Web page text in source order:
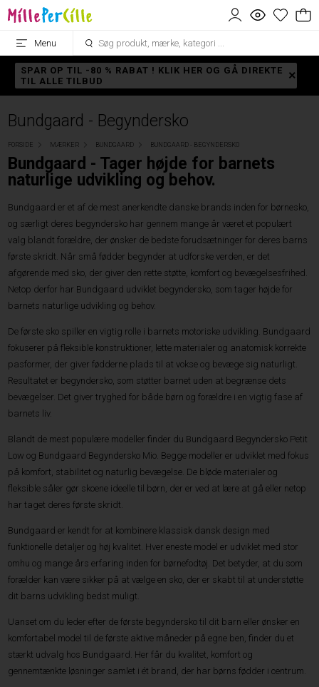
Menu
SPAR OP TIL -80 % RABAT ! KLIK HER OG GÅ DIREKTE
TIL ALLE TILBUD
Bundgaard - Begyndersko
FORSIDE MÆRKER BUNDGAARD BUNDGAARD - BEGYNDERSKO
Bundgaard - Tager højde for barnets
naturlige udvikling og behov.
Bundgaard er et af de mest anerkendte danske brands inden for børnesko,
og særligt deres begyndersko har gennem mange år været et populært
valg blandt forældre, der ønsker de bedste forudsætninger for deres barns
første skridt. Når små fødder begynder at udforske verden, er det
afgørende med sko, der giver den rette støtte, komfort og bevægelsesfrihed.
Netop derfor har Bundgaard udviklet begyndersko, som tager højde for
barnets naturlige udvikling og behov.
De første sko spiller en vigtig rolle i barnets motoriske udvikling. Bundgaard
fokuserer på fleksible konstruktioner, lette materialer og anatomisk korrekte
pasformer, der giver fødderne plads til at vokse og bevæge sig naturligt.
Resultatet er begyndersko, som støtter barnet uden at begrænse dets
bevægelser. Det giver tryghed for både børn og forældre i en vigtig fase af
barnets liv.
Blandt de mest populære modeller finder du Bundgaard Begyndersko Petit
Low og Bundgaard Begyndersko Mio. Begge modeller er udviklet med fokus
på komfort, stabilitet og naturlig bevægelse. De bløde materialer og
fleksible såler gør skoene ideelle til børn, der er ved at lære at gå eller netop
har taget deres første skridt.
Bundgaard er kendt for at kombinere klassisk dansk design med
funktionelle detaljer og høj kvalitet. Hver eneste model er udviklet med stor
omhu og mange års erfaring inden for børnefodtøj. Det betyder, at du som
forælder kan være sikker på at vælge en sko, der er skabt til at understøtte
dit barns udvikling bedst muligt.
Uanset om du leder efter de første begyndersko til dit barn eller ønsker en
komfortabel model til de første aktive måneder på egne ben, finder du et
stærkt udvalg hos Bundgaard. Her får du kvalitet, komfort og
gennemtænkte løsninger samlet i ét brand, der har børns fødder i centrum.